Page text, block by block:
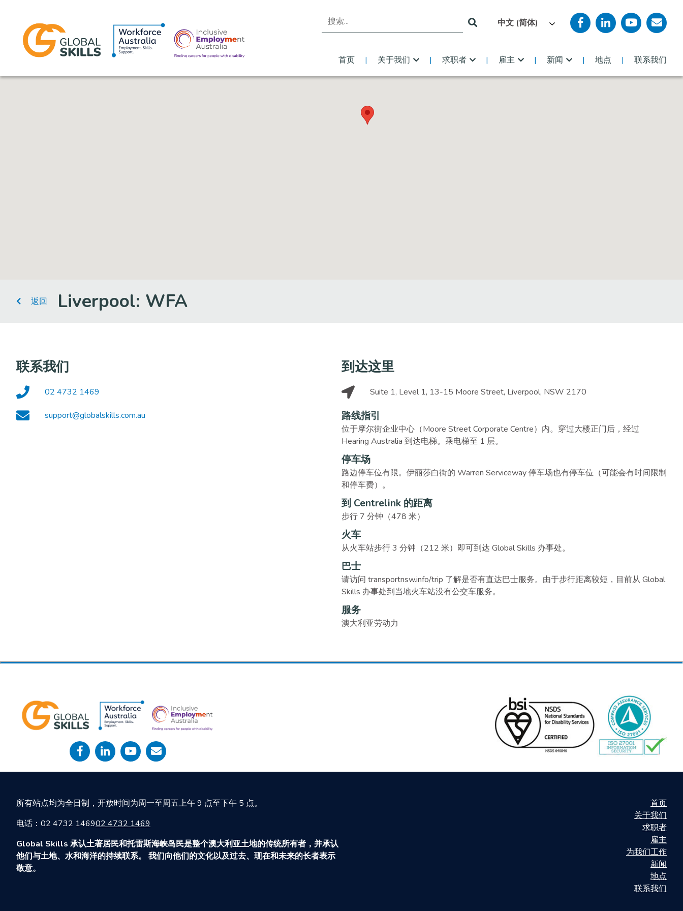
中文 (简体)
首页 关于我们 求职者 雇主 新闻 地点 联系我们
返回 Liverpool: WFA
联系我们
02 4732 1469
support@globalskills.com.au
到达这里
Suite 1, Level 1, 13-15 Moore Street, Liverpool, NSW 2170
路线指引
位于摩尔街企业中心（Moore Street Corporate Centre）内。穿过大楼正门后，经过
Hearing Australia 到达电梯。乘电梯至 1 层。
停车场
路边停车位有限。伊丽莎白街的 Warren Serviceway 停车场也有停车位（可能会有时间限制
和停车费）。
到 Centrelink 的距离
步行 7 分钟（478 米）
火车
从火车站步行 3 分钟（212 米）即可到达 Global Skills 办事处。
巴士
请访问 transportnsw.info/trip 了解是否有直达巴士服务。由于步行距离较短，目前从 Global
Skills 办事处到当地火车站没有公交车服务。
服务
澳大利亚劳动力
所有站点均为全日制，开放时间为周一至周五上午 9 点至下午 5 点。
电话：02 4732 146902 4732 1469
Global Skills 承认土著居民和托雷斯海峡岛民是整个澳大利亚土地的传统所有者，并承认
他们与土地、水和海洋的持续联系。 我们向他们的文化以及过去、现在和未来的长者表示
敬意。
首页
关于我们
求职者
雇主
为我们工作
新闻
地点
联系我们